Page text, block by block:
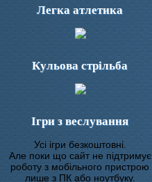
Легка атлетика
Кульова стрільба
Ігри з веслування
Усі ігри безкоштовні.
Але поки що сайт не підтримує
роботу з мобільного пристрою
лише з ПК або ноутбуку.